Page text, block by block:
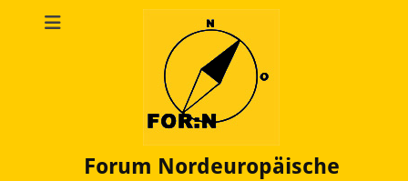
Forum Nordeuropäische